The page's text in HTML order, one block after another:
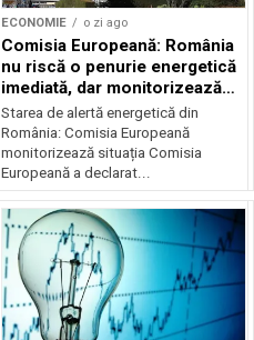
ECONOMIE o zi ago
Comisia Europeană: România
nu riscă o penurie energetică
imediată, dar monitorizează
situația
Starea de alertă energetică din
România: Comisia Europeană
monitorizează situația Comisia
Europeană a declarat...